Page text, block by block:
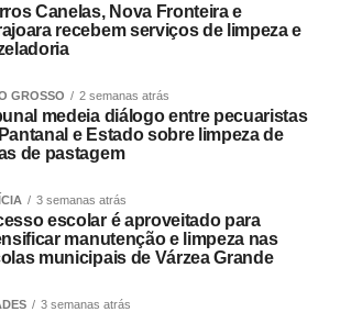
Canelas, Nova Fronteira e
recebem serviços de limpeza e
GROSSO 2 semanas atrás
medeia diálogo entre pecuaristas
e Estado sobre limpeza de
de pastagem
3 semanas atrás
escolar é aproveitado para
manutenção e limpeza nas
municipais de Várzea Grande
3 semanas atrás